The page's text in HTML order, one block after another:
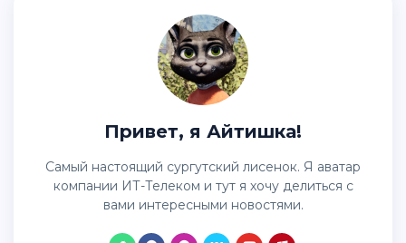
Привет, я Айтишка!
Самый настоящий сургутский лисенок. Я аватар
компании ИТ-Телеком и тут я хочу делиться с
вами интересными новостями.